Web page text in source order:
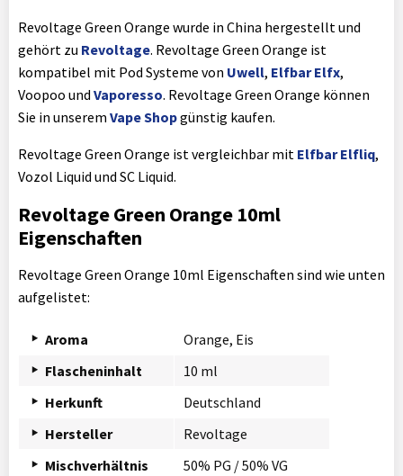
Revoltage Green Orange wurde in China hergestellt und
gehört zu Revoltage. Revoltage Green Orange ist
kompatibel mit Pod Systeme von Uwell, Elfbar Elfx,
Voopoo und Vaporesso. Revoltage Green Orange können
Sie in unserem Vape Shopgünstig kaufen.
Revoltage Green Orange ist vergleichbar mit Elfbar Elfliq,
Vozol Liquid und SC Liquid.
Revoltage Green Orange 10ml
Eigenschaften
Revoltage Green Orange 10ml Eigenschaften sind wie unten
aufgelistet:
Aroma
Orange, Eis
Flascheninhalt
10 ml
Herkunft
Deutschland
Hersteller
Revoltage
Mischverhältnis
50% PG / 50% VG